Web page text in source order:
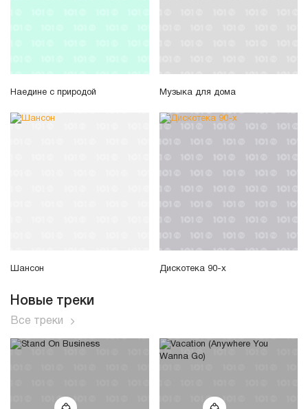
Наедине с природой Музыка для дома
Шансон Дискотека 90-х
Новые треки
Все треки